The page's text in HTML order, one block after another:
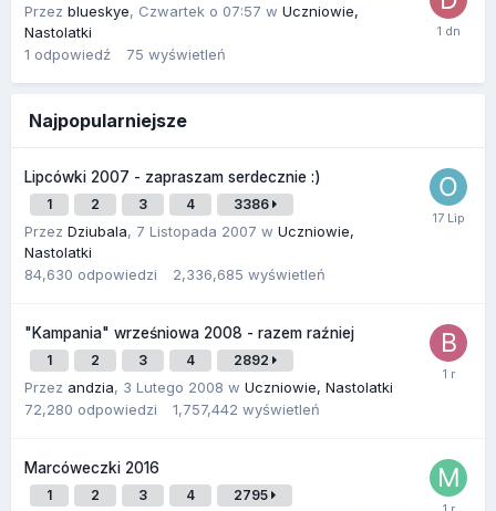
Przez blueskye, Czwartek o 07:57 w Uczniowie,
Nastolatki
1 odpowiedź 75 wyświetleń
Najpopularniejsze
Lipcówki 2007 - zapraszam serdecznie :)
1 2 3 4 3386
Przez Dziubala, 7 Listopada 2007 w Uczniowie,
Nastolatki
84,630 odpowiedzi 2,336,685 wyświetleń
"Kampania" wrześniowa 2008 - razem raźniej
1 2 3 4 2892
Przez andzia, 3 Lutego 2008 w Uczniowie, Nastolatki
72,280 odpowiedzi 1,757,442 wyświetleń
Marcóweczki 2016
1 2 3 4 2795